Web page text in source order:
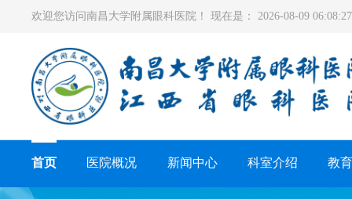
欢迎您访问南昌大学附属眼科医院！ 现在是： 2026-08-09
首页 医院概况 新闻中心 科室介绍 教